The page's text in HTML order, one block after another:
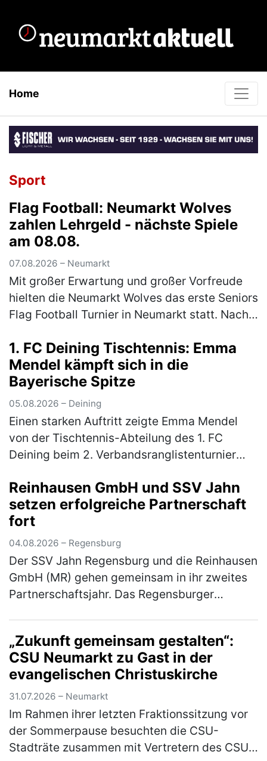
Home
Sport
Flag Football: Neumarkt Wolves
zahlen Lehrgeld - nächste Spiele
am 08.08.
07.08.2026 – Neumarkt
Mit großer Erwartung und großer Vorfreude
hielten die Neumarkt Wolves das erste Seniors
Flag Football Turnier in Neumarkt statt. Nach
Football in Neumarkt. …(mehr)
1. FC Deining Tischtennis: Emma
Mendel kämpft sich in die
Bayerische Spitze
05.08.2026 – Deining
Einen starken Auftritt zeigte Emma Mendel
von der Tischtennis-Abteilung des 1. FC
Deining beim 2. Verbandsranglistenturnier
das hochkarätig besetzte Turnier…(mehr)
Reinhausen GmbH und SSV Jahn
setzen erfolgreiche Partnerschaft
fort
04.08.2026 – Regensburg
Der SSV Jahn Regensburg und die Reinhausen
GmbH (MR) gehen gemeinsam in ihr zweites
Partnerschaftsjahr. Das Regensburger
f…(mehr)
„Zukunft gemeinsam gestalten“:
CSU Neumarkt zu Gast in der
evangelischen Christuskirche
31.07.2026 – Neumarkt
Im Rahmen ihrer letzten Fraktionssitzung vor
der Sommerpause besuchten die CSU-
Stadträte zusammen mit Vertretern des CSU-